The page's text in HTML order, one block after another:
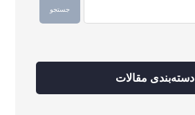
دسته‌بندی مقالات